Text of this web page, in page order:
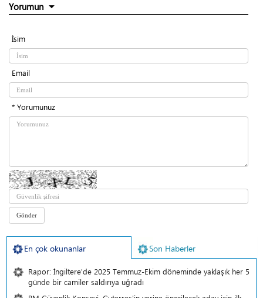
Yorumun
İsim
Email
* Yorumunuz
En çok okunanlar Son Haberler
Rapor: İngiltere'de 2025 Temmuz-Ekim döneminde yaklaşık her 5
günde bir camiler saldırıya uğradı